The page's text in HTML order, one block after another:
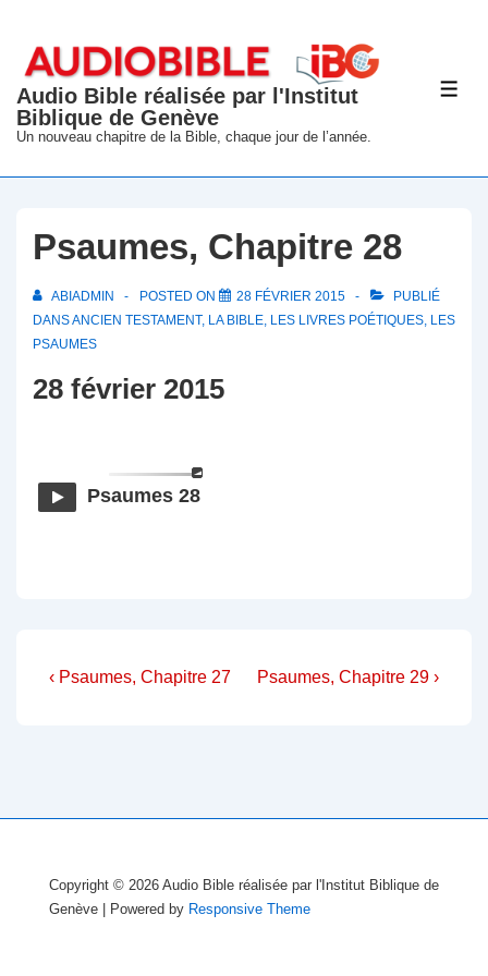
passer
contenu
principal
Audio Bible réalisée par l'Institut
Biblique de Genève
Un nouveau chapitre de la Bible, chaque jour de l’année.
Psaumes, Chapitre 28
ABIADMIN POSTED ON 28 FÉVRIER 2015
PUBLIÉ
DANSANCIEN TESTAMENT, LA BIBLE, LES LIVRES POÉTIQUES, LES
PSAUMES
28 février 2015
Psaumes 28
Navigation
Previous
‹ Psaumes, Chapitre 27
Next
Psaumes, Chapitre 29 ›
Copyright © 2026 Audio Bible réalisée par l'Institut Biblique de
Genève
| Powered by Responsive Theme